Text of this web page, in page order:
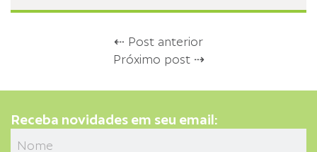
⇠ Post anterior
Próximo post ⇢
Receba novidades em seu email: